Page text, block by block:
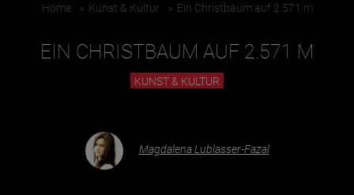
KATEGORIEN
Home » Kunst & Kultur » Ein Christbaum auf 2.571 m
EIN CHRISTBAUM AUF 2.571 M
KUNST & KULTUR
Magdalena Lublasser-Fazal